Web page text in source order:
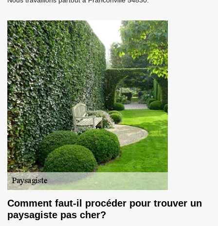
Comment faut-il procéder pour trouver un
paysagiste pas cher?